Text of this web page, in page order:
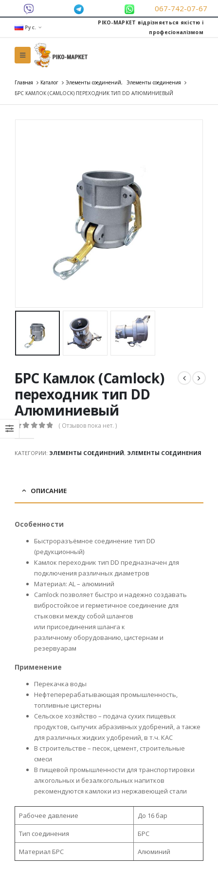
067-742-07-67
Рус.
РІКО-МАРКЕТ відрізняється якістю і
професіоналізмом
Главная Каталог Элементы соединений,
Элементы соединения
БРС КАМЛОК (CAMLOCK) ПЕРЕХОДНИК ТИП DD АЛЮМИНИЕВЫЙ
БРС Камлок (Camlock)
переходник тип DD
Алюминиевый
( Отзывов пока нет. )
КАТЕГОРИИ: ЭЛЕМЕНТЫ СОЕДИНЕНИЙ, ЭЛЕМЕНТЫ СОЕДИНЕНИЯ
ОПИСАНИЕ
Особенности
Быстроразъёмное соединение тип DD
(редукционный)
Камлок переходник тип DD предназначен для
подключения различных диаметров
Материал: AL – алюминий
Camlock позволяет быстро и надежно создавать
вибростойкое и герметичное соединение для
стыковки между собой шлангов
или присоединения шланга к
различному оборудованию, цистернам и
резервуарам
Применение
Перекачка воды
Нефтеперерабатывающая промышленность,
топливные цистерны
Сельское хозяйство – подача сухих пищевых
продуктов, сыпучих абразивных удобрений, а также
для различных жидких удобрений, в т.ч. КАС
В строительстве – песок, цемент, строительные
смеси
В пищевой промышленности для транспортировки
алкогольных и безалкогольных напитков
рекомендуются камлоки из нержавеющей стали
Рабочее давление До 16 бар
Тип соединения БРС
Материал БРС Алюминий